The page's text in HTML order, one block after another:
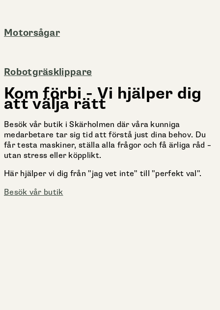
Motorsågar
Robotgräsklippare
Kom förbi - Vi hjälper dig
att välja rätt
Besök vår butik i Skärholmen där våra kunniga
medarbetare tar sig tid att förstå just dina behov. Du
får testa maskiner, ställa alla frågor och få ärliga råd –
utan stress eller köpplikt.
Här hjälper vi dig från "jag vet inte" till "perfekt val".
Besök vår butik